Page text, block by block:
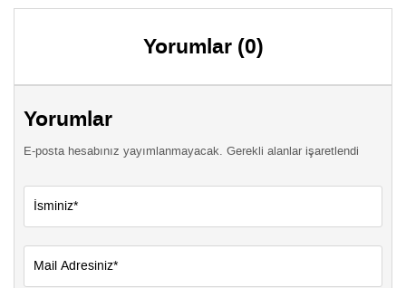
Yorumlar (0)
Yorumlar
E-posta hesabınız yayımlanmayacak. Gerekli alanlar işaretlendi